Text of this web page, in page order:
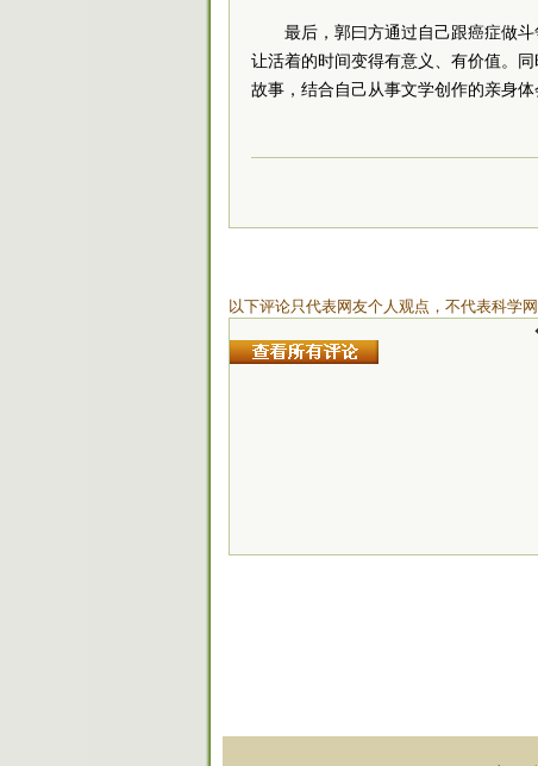
最后，郭曰方通过自己跟癌症做
让活着的时间变得有意义、有价值。
故事，结合自己从事文学创作的亲身
以下评论只代表网友个人观点，不代表科学